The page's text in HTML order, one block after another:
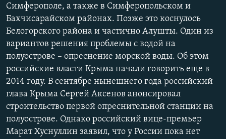
1080p
Симферополе, а также в Симферопольском и
Бахчисарайском районах. Позже это коснулось
Белогорского района и частично Алушты. Один из
вариантов решения проблемы с водой на
полуострове – опреснение морской воды. Об этом
российские власти Крыма начали говорить еще в
2014 году. В сентябре нынешнего года российский
глава Крыма Сергей Аксенов анонсировал
строительство первой опреснительной станции на
полуострове. Однако российский вице-премьер
Марат Хуснуллин заявил, что у России пока нет